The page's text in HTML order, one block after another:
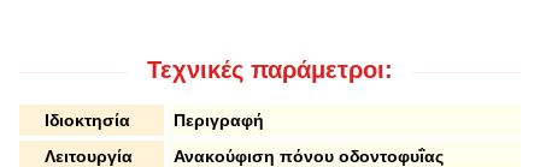
Τεχνικές παράμετροι:
Ιδιοκτησία
Περιγραφή
Λειτουργία
Ανακούφιση πόνου οδοντοφυΐας